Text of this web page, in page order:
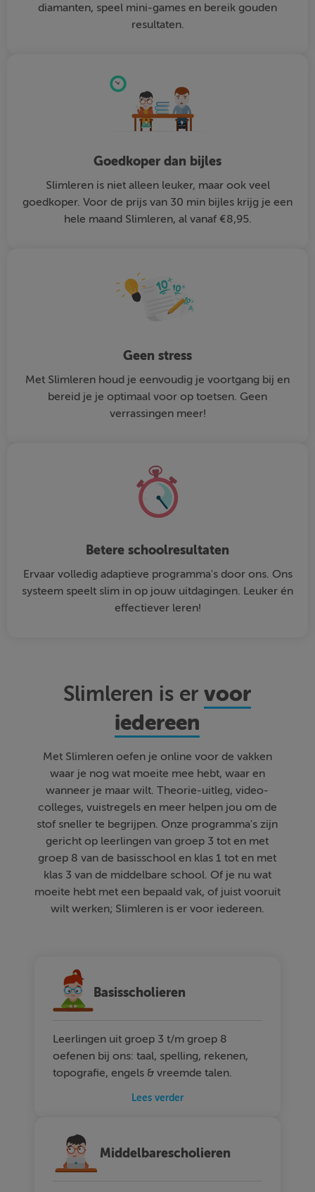
diamanten, speel mini-games en bereik gouden
resultaten.
Goedkoper dan bijles
Slimleren is niet alleen leuker, maar ook veel
goedkoper. Voor de prijs van 30 min bijles krijg je een
hele maand Slimleren, al vanaf €8,95.
Geen stress
Met Slimleren houd je eenvoudig je voortgang bij en
bereid je je optimaal voor op toetsen. Geen
verrassingen meer!
Betere schoolresultaten
Ervaar volledig adaptieve programma's door ons. Ons
systeem speelt slim in op jouw uitdagingen. Leuker én
effectiever leren!
Slimleren is ervoor
iedereen
Met Slimleren oefen je online voor de vakken
waar je nog wat moeite mee hebt, waar en
wanneer je maar wilt. Theorie-uitleg, video-
colleges, vuistregels en meer helpen jou om de
stof sneller te begrijpen. Onze programma's zijn
gericht op leerlingen van groep 3 tot en met
groep 8 van de basisschool en klas 1 tot en met
klas 3 van de middelbare school. Of je nu wat
moeite hebt met een bepaald vak, of juist vooruit
wilt werken; Slimleren is er voor iedereen.
Basisscholieren
Leerlingen uit groep 3 t/m groep 8
oefenen bij ons: taal, spelling, rekenen,
topografie, engels & vreemde talen.
Lees verder
Middelbarescholieren